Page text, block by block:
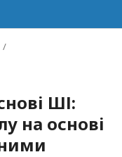
/
ШІ:
на основі